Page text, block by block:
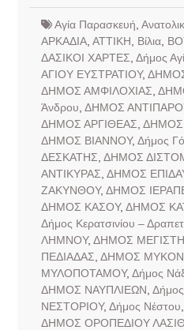
Αγία Παρασκευή
ΑΡΚΑΔΙΑ, ΑΤΤΙΚΗ Βίλια,
ΔΑΣΙΚΟΙ ΧΑΡΤΕΣ Δήμος
ΑΓΙΟΥ ΕΥΣΤΡΑΤΙΟΥ,
ΔΗΜΟΣ ΑΜΦΙΛΟΧΙΑΣ
Άνδρου ΔΗΜΟΣ
ΔΗΜΟΣ ΑΡΓΙΘΕΑΣ ΔΗΜΟΣ
ΔΗΜΟΣ ΒΙΑΝΝΟΥ, Δήμος
ΔΕΣΚΑΤΗΣ ΔΗΜΟΣ
ΑΝΤΙΚΥΡΑΣ ΔΗΜΟΣ
ΖΑΚΥΝΘΟΥ, ΔΗΜΟΣ
ΔΗΜΟΣ ΚΑΣΟΥ, ΔΗΜΟΣ
Δήμος Κερατσινίου –
ΛΗΜΝΟΥ, ΔΗΜΟΣ
ΠΕΔΙΑΔΑΣ ΔΗΜΟΣ
ΜΥΛΟΠΟΤΑΜΟΥ, Δήμος
ΔΗΜΟΣ ΝΑΥΠΛΙΕΩΝ Δήμος
ΝΕΣΤΟΡΙΟΥ, Δήμος Νέστου
ΔΗΜΟΣ ΟΡΟΠΕΔΙΟΥ